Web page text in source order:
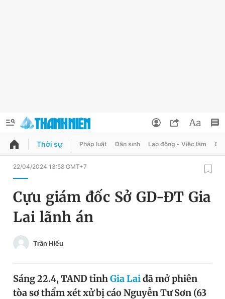
QUẢNG CÁO
Chuyên mục
Chuyên mục khác
Tin thị trường Tin 360
Đổi mật khẩu
Tin đã lưu
Tin đã xem
Đăng xuất
Thời sự Pháp luật Dân sinh Lao động - Việc làm
22/04/2024 13:58 GMT+7
Cựu giám đốc Sở GD-ĐT Gia
Lai lãnh án
Trần Hiếu
Sáng 22.4, TAND tỉnhGia Laiđã mở phiên
tòa sơ thẩm xét xử bị cáo Nguyễn Tư Sơn (63